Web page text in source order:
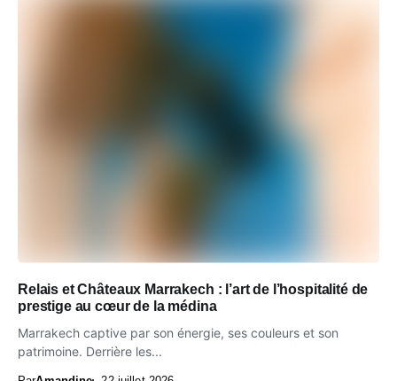
Relais et Châteaux Marrakech : l’art de l’hospitalité de
prestige au cœur de la médina
Marrakech captive par son énergie, ses couleurs et son
patrimoine. Derrière les...